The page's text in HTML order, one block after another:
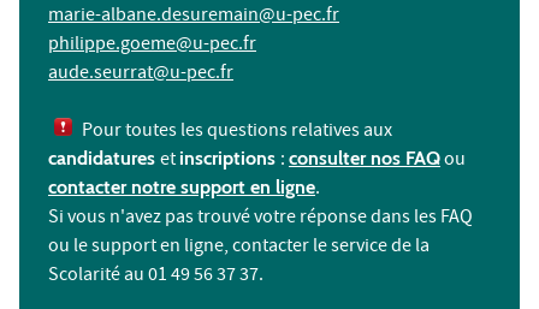
marie-albane.desuremain@u-pec.fr
philippe.goeme@u-pec.fr
aude.seurrat@u-pec.fr
Pour toutes les questions relatives aux
candidatures et inscriptions : consulter nos FAQou
contacter notre support en ligne.
Si vous n'avez pas trouvé votre réponse dans les FAQ
ou le support en ligne, contacter le service de la
Scolarité au 01 49 56 37 37.